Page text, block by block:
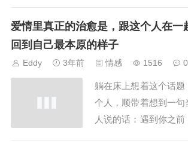
人面前，你永远只能
爱，就是奔结果去的。
曾爱过。无论你爱过谁
爱情里真正的治愈是，跟这个人在一
回到自己最本原的样子
Eddy 3年前 情感 1516 0
躺在床上想着这个话题
个人，顺带着想到一句
人说的话：遇到你之